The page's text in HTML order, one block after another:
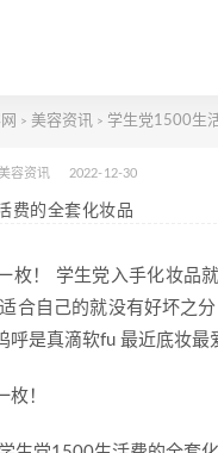
> 美容资讯 > 学生党1500生
容资讯 2022-12-30
费的全套化妆品
枚！ 学生党入手化妆品
合自己的就没有好坏之
呼是真滴软fu 最近底妆最
枚！